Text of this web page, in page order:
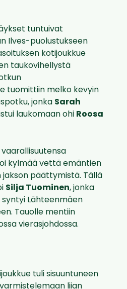
tuntuivat
Ilves-puolustukseen
kotijoukkue
taukovihellystä
tuomittiin melko kevyin
jonka Sarah
laukomaan ohi Roosa
kylmää vettä emäntien
jakson päättymistä. Tällä
Silja Tuominen, jonka
syntyi Lähteenmäen
Tauolle mentiin
vierasjohdossa.
tuli sisuuntuneen
liian